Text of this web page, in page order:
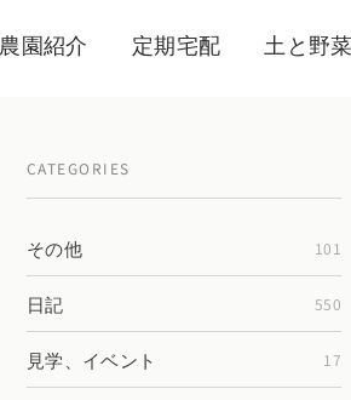
農園紹介 定期宅配 土と野
CATEGORIES
その他 101
日記 550
見学、イベント 17